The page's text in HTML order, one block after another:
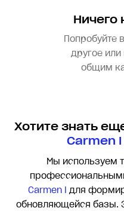
Ничего
Попробуйте
другое или
общим
Хотите знать
Carmen I
Мы используем
Carmen I для
обновляющейся базы.